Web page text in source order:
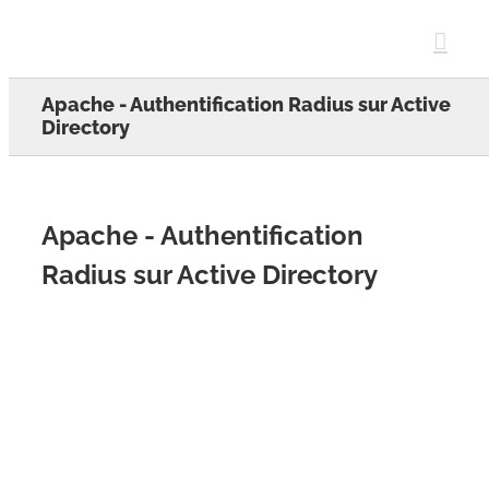
Apache - Authentification Radius sur Active
Directory
Apache - Authentification
Radius sur Active Directory